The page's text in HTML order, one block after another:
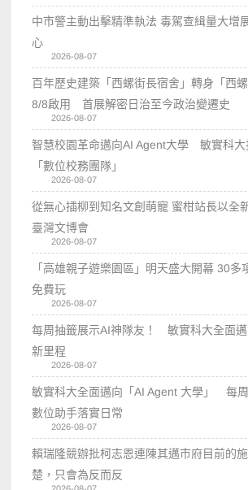
中市警主動出擊精準執法 毒駕查緝量大增
心
2026-08-07
百年歷史建築「西螺街長宿舍」轉身「西螺
8/8啟用 首展解密日治至今政治變遷史
2026-08-07
智慧校園革命邁向AI Agent大學 敏實科大
「數位校務團隊」
2026-08-07
從無心插柳到知名文創萌寵 蜜柑站長以全
臺灣文博會
2026-08-07
「高雄親子遊樂園區」明天盛大開幕 30多
免費玩
2026-08-07
每周抽籤展示AI神隊友！ 敏實科大全面
新里程
2026-08-07
敏實科大全面邁向「AI Agent 大學」 每
數位助手落實日常
2026-08-07
賴瑞隆競辦批柯志恩連陳其邁市府目前的
楚，只會為反而反
2026-08-07